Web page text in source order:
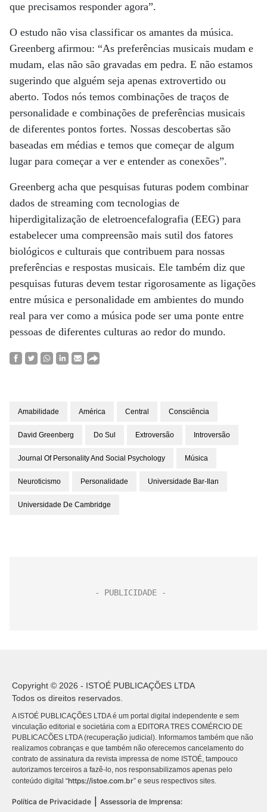
que precisamos responder agora”.
O estudo não visa classificar os amantes da música.
Greenberg afirmou: “As preferências musicais mudam e
mudam, elas não são gravadas em pedra. E não estamos
sugerindo que alguém seja apenas extrovertido ou
aberto. Todos nós temos combinações de traços de
personalidade e combinações de preferências musicais
de diferentes pontos fortes. Nossas descobertas são
baseadas em médias e temos que começar de algum
lugar para começar a ver e entender as conexões”.
Greenberg acha que pesquisas futuras podem combinar
dados de streaming com tecnologias de
hiperdigitalização de eletroencefalografia (EEG) para
estabelecer uma compreensão mais sutil dos fatores
biológicos e culturais que contribuem para nossas
preferências e respostas musicais. Ele também diz que
pesquisas futuras devem testar rigorosamente as ligações
entre música e personalidade em ambientes do mundo
real para ver como a música pode ser uma ponte entre
pessoas de diferentes culturas ao redor do mundo.
Amabilidade América Central Consciência
David Greenberg Do Sul Extroversão Introversão
Journal Of Personality And Social Psychology Música
Neuroticismo Personalidade Universidade Bar-Ilan
Universidade De Cambridge
Copyright © 2026 - ISTOÉ PUBLICAÇÕES LTDA
Todos os direitos reservados.
A ISTOÉ PUBLICAÇÕES LTDA é um portal digital independente e sem
vinculação editorial e societária com a EDITORA TRES COMÉRCIO DE
PUBLICACÕES LTDA (recuperação judicial). Informamos também que não
realizamos cobranças e que também não oferecemos cancelamento do
contrato de assinatura da revista impressa de nome ISTOÉ, tampouco
autorizamos terceiros a fazê-lo, nos responsabilizamos apenas pelo
conteúdo digital “https://istoe.com.br” e seus respectivos sites.
Política de Privacidade Assessoria de Imprensa: